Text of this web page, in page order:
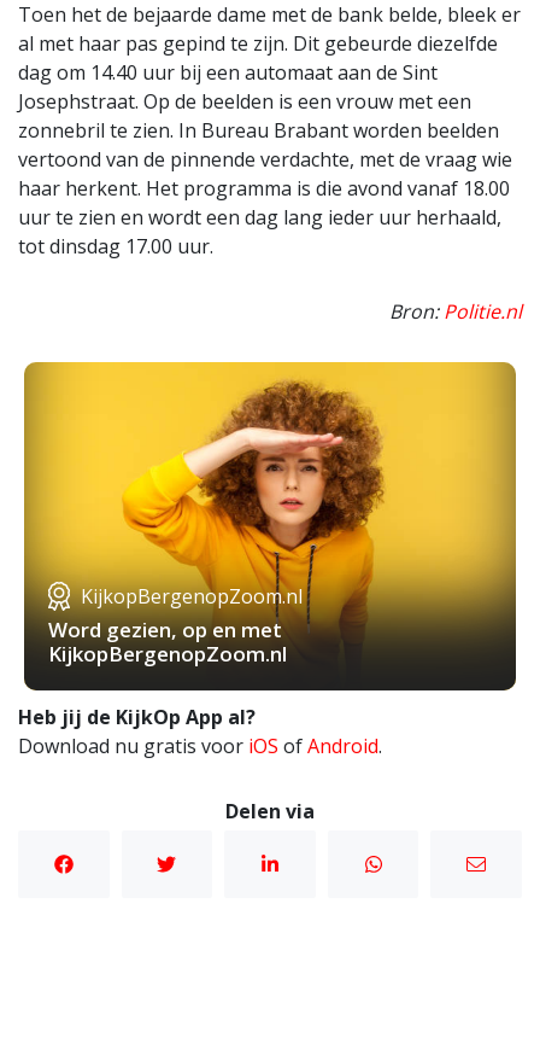
Toen het de bejaarde dame met de bank belde, bleek er
al met haar pas gepind te zijn. Dit gebeurde diezelfde
dag om 14.40 uur bij een automaat aan de Sint
Josephstraat. Op de beelden is een vrouw met een
zonnebril te zien. In Bureau Brabant worden beelden
vertoond van de pinnende verdachte, met de vraag wie
haar herkent. Het programma is die avond vanaf 18.00
uur te zien en wordt een dag lang ieder uur herhaald,
tot dinsdag 17.00 uur.
Bron:Politie.nl
KijkopBergenopZoom.nl
Word gezien, op en met
KijkopBergenopZoom.nl
Heb jij de KijkOp App al?
Download nu gratis voor iOS ofAndroid.
Delen via